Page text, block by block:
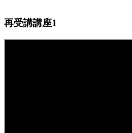
再受講講座1